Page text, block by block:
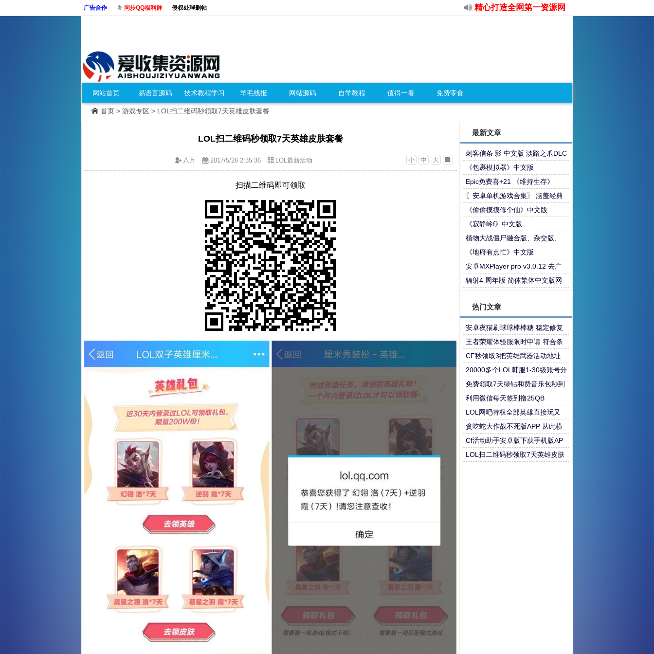
广告合作 同步QQ福利群 侵权处理删帖 精心打造全网第一资源网
网站首页 易语言源码 技术教程学习 羊毛线报 网站源码 自学教程 值得一看 免费零食
首页 > 游戏专区 > LOL扫二维码秒领取7天英雄皮肤套餐
LOL扫二维码秒领取7天英雄皮肤套餐
小 中 大
八月 2017/5/26 2:35:36 LOL最新活动
扫描二维码即可领取
最新文章
刺客信条 影 中文版 淡路之爪DLC
+预购特典+全DLC+修改器 解压
即玩 【非虚拟机版】qw
《包裹模拟器》中文版
Epic免费喜+21 《维持生存》
〖安卓单机游戏合集〗 涵盖经典
合集【256G】
《偷偷摸摸修个仙》中文版
《寂静岭f》中文版
植物大战僵尸融合版、杂交版、
杂交重置版 安卓+PC电脑版最新
版含关卡构建器
《地府有点忙》中文版
安卓MXPlayer pro v3.0.12 去广
告版
辐射4 周年版 简体繁体中文版网
Mod 附游戏原声音乐下载
热门文章
安卓夜猫刷球球棒棒糖 稳定修复
版本
王者荣耀体验服限时申请 符合条
件的上
CF秒领取3把英雄武器活动地址
20000多个LOL韩服1-30级账号分
享
免费领取7天绿钻和费音乐包秒到
利用微信每天签到撸25QB
LOL网吧特权全部英雄直接玩又
来了
贪吃蛇大作战不死版APP 从此横
行霸道于群蛇之间
Cf活动助手安卓版下载手机版AP
P下载
LOL扫二维码秒领取7天英雄皮肤